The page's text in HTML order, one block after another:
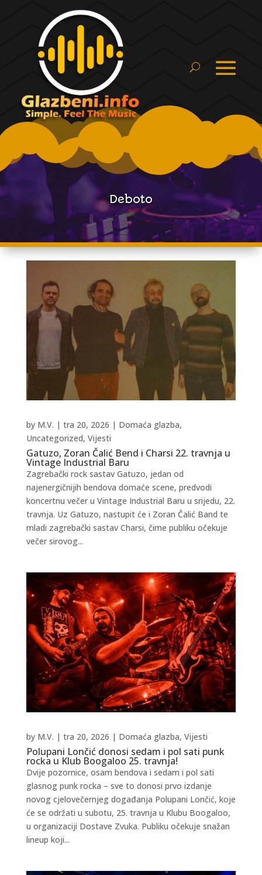
Deboto
Gatuzo, Zoran Čalić Bend i Charsi 22. travnja u
Vintage Industrial Baru
by M.V. | tra 20, 2026 | Domaća glazba,
Uncategorized, Vijesti
Zagrebački rock sastav Gatuzo, jedan od
najenergičnijih bendova domaće scene, predvodi
koncertnu večer u Vintage Industrial Baru u srijedu, 22.
travnja. Uz Gatuzo, nastupit će i Zoran Čalić Band te
mladi zagrebački sastav Charsi, čime publiku očekuje
večer sirovog...
Polupani Lončić donosi sedam i pol sati punk
rocka u Klub Boogaloo 25. travnja!
by M.V. | tra 20, 2026 | Domaća glazba, Vijesti
Dvije pozornice, osam bendova i sedam i pol sati
glasnog punk rocka – sve to donosi prvo izdanje
novog cjelovečernjeg događanja Polupani Lončić, koje
će se održati u subotu, 25. travnja u Klubu Boogaloo,
u organizaciji Dostave Zvuka. Publiku očekuje snažan
lineup koji...